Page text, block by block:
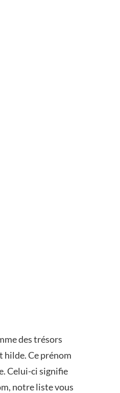
des trésors
hilde. Ce prénom
Celui-ci signifie
notre liste vous